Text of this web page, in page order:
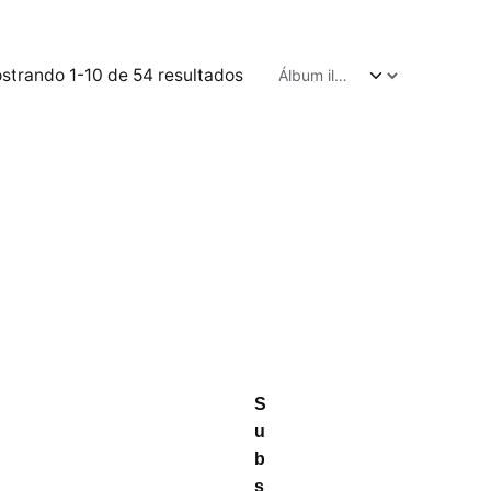
1-10 de 54 resultados
S
u
b
s